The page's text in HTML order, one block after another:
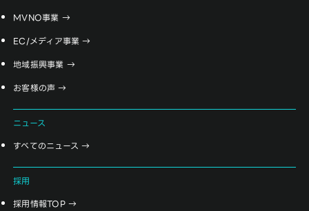
MVNO事業
EC/メディア事業
地域振興事業
お客様の声
ニュース
すべてのニュース
採用
採用情報TOP